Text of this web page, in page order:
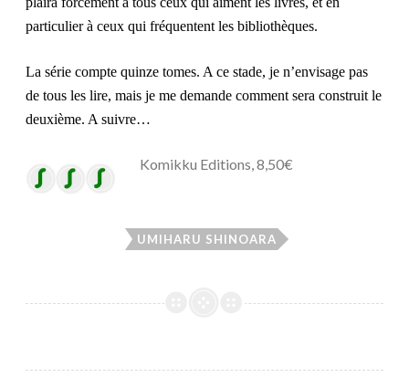
particulier à ceux qui fréquentent les bibliothèques.
La série compte quinze tomes. A ce stade, je n’envisage pas
de tous les lire, mais je me demande comment sera construit le
deuxième. A suivre…
Komikku Editions, 8,50€
UMIHARU SHINOARA